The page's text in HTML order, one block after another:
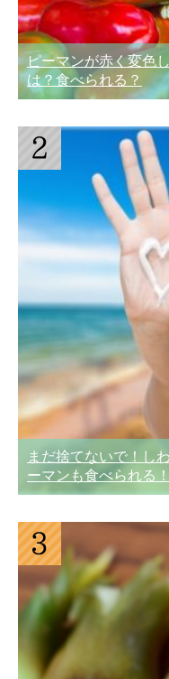
ピーマンが赤く変色
は？食べられる？
まだ捨てないで！し
ーマンも食べられる！